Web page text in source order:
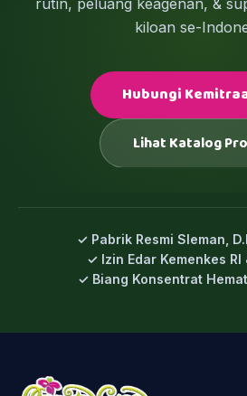
kiloan se-
Hubungi
Lihat Katalog
✓ Pabrik Resmi Sleman,
✓ Izin Edar Kemenkes RI
✓ Biang Konsentrat